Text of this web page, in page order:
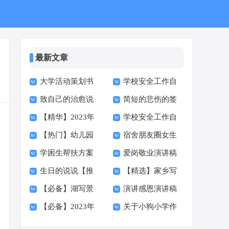
最新文章
大学活动策划书
集锦15篇
学校安全工作自
查报告(14篇)
致自己的治愈说
说
简短的悲伤的签
名汇总59条
【精华】2023年
悲伤签名集锦58句
学校安全工作自
查报告(集合14篇)
【热门】幼儿园
安全自查报告
宿舍朋友圈女生
说说
学困生帮扶方案 爱岗敬业演讲稿
生日的说说【推
荐】
【精选】家乡写
景作文300字汇编五
篇
【必备】湖写景
的作文300字合集八
演讲感恩演讲稿
【热门】
【必备】2023年 关于小狗小学作